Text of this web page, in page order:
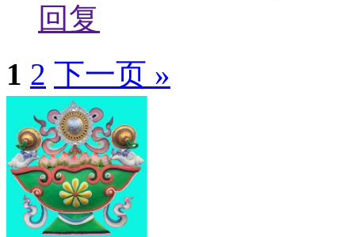
回复
1 2 下一页 »